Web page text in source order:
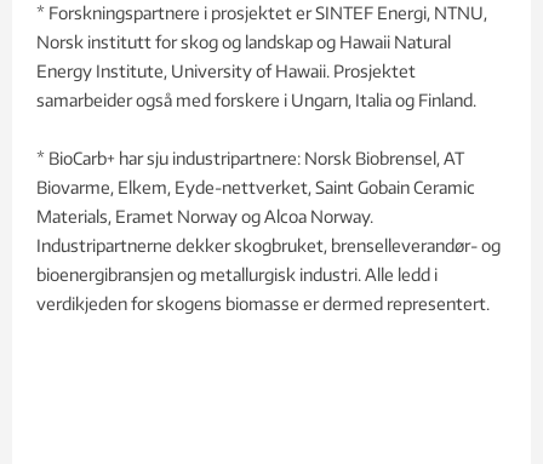
* Forskningspartnere i prosjektet er SINTEF Energi, NTNU,
Norsk institutt for skog og landskap og Hawaii Natural
Energy Institute, University of Hawaii. Prosjektet
samarbeider også med forskere i Ungarn, Italia og Finland.
* BioCarb+ har sju industripartnere: Norsk Biobrensel, AT
Biovarme, Elkem, Eyde-nettverket, Saint Gobain Ceramic
Materials, Eramet Norway og Alcoa Norway.
Industripartnerne dekker skogbruket, brenselleverandør- og
bioenergibransjen og metallurgisk industri. Alle ledd i
verdikjeden for skogens biomasse er dermed representert.